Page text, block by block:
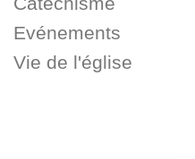
Evénements
Vie de l'église